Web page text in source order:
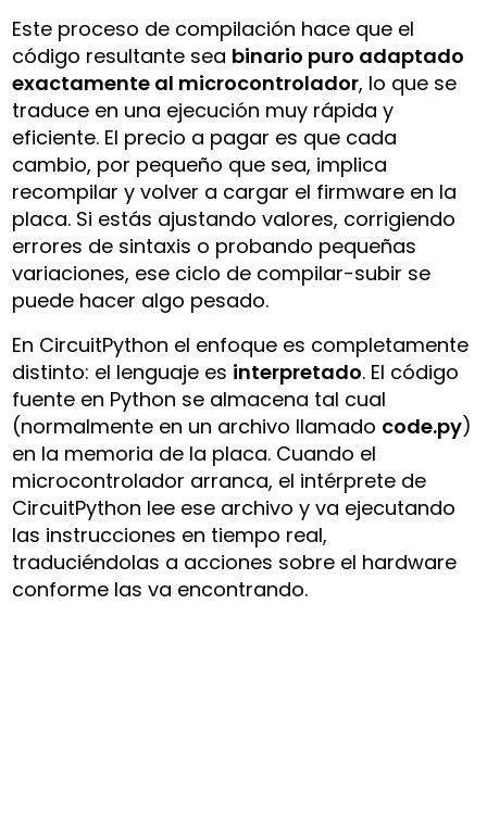
Este proceso de compilación hace que el
código resultante sea binario puro adaptado
exactamente al microcontrolador, lo que se
traduce en una ejecución muy rápida y
eficiente. El precio a pagar es que cada
cambio, por pequeño que sea, implica
recompilar y volver a cargar el firmware en la
placa. Si estás ajustando valores, corrigiendo
errores de sintaxis o probando pequeñas
variaciones, ese ciclo de compilar-subir se
puede hacer algo pesado.
En CircuitPython el enfoque es completamente
distinto: el lenguaje es interpretado. El código
fuente en Python se almacena tal cual
(normalmente en un archivo llamado code.py)
en la memoria de la placa. Cuando el
microcontrolador arranca, el intérprete de
CircuitPython lee ese archivo y va ejecutando
las instrucciones en tiempo real,
traduciéndolas a acciones sobre el hardware
conforme las va encontrando.